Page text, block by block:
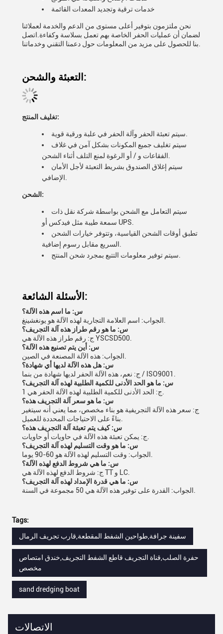
خدمات ترقية وتجديد المعدات القائمة
نحن ملتزمون بتوفير أعلى مستوى من الدعم والخدمة لعملائنا
لضمان أن عمليات الحفر الخاصة بهم تعمل بسلاسة وكفاءة.اتصل
التعبئة والشحن:
تغليف المنتج:
سيتم تغليف جميع المكونات بشكل آمن في غلاف
سيتم إغلاق الصندوق بشريط التعبئة لأجل الأمان
الشحن:
سيتم التعامل مع الشحن بواسطة شركة نقل ذات
سمعة طيبة مثل فيدكس أو UPS.
تطبق أوقات الشحن القياسية، وتتوفر خيارات الشحن
الأسئلة الشائعة:
س: ما اسم هذه الآلة؟
س: ما هو رقم طراز هذه آلة التجريف؟
ج: رقم طراز هذه الآلة هي YSCSD500.
س: أين يتم تصنيع هذه الآلة؟
س: هل هذه الآلة لديها أي شهادة؟
ج: نعم، هذه الآلة الحفر لديها شهادة من بنما / ISO9001.
س: ما هو الحد الأدنى للكمية الطلبية لهذه آلة التجريف؟
س: ما هو سعر آلة التجريف هذه؟
ج: سعر هذه الآلة التجريفية هو بناء مخصص، مما يعني أنه سيتغير
س: كيف يتم تعبئة آلة التجريف هذه؟
س: ما هو وقت التسليم لهذه آلة التجريف؟
س: ما هي شروط الدفع لهذه الآلة؟
ج: شروط الدفع لهذه الآلة هي TT و LC.
س: ما هي قدرة الإمداد لهذه آلة التجريف؟
Tags:
سفينة جرافة,طواحين الشفط المقطعة,قارب تجريف الرمال
حفرة الصلب,قناة التجريف قاطع الشفط التجريف,خندق امتصاص
مخصص
sand dredging boat
الاتصالات